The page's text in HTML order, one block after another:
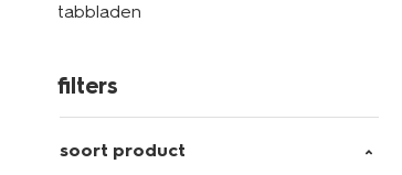
tabbladen
filters
soort product